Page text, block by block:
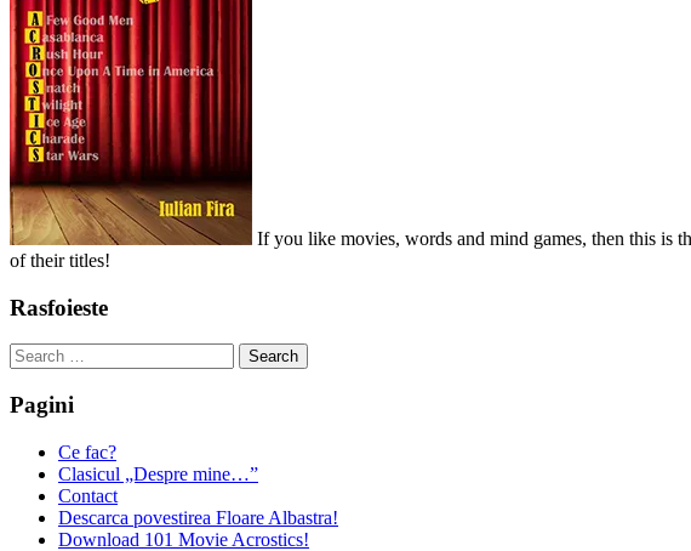
If you like movies, words and mind games, then this is
of their titles!
Rasfoieste
Search
for:
Pagini
Ce fac?
Clasicul „Despre mine…”
Contact
Descarca povestirea Floare Albastra!
Download 101 Movie Acrostics!